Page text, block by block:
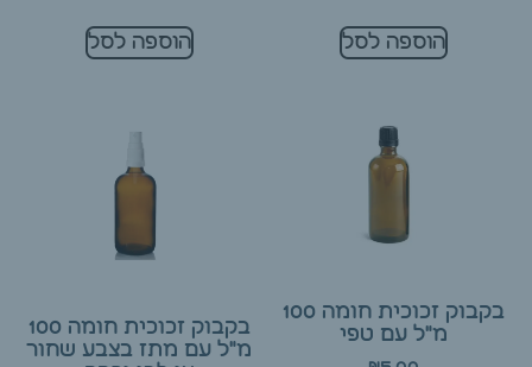
הוספה לסל הוספה לסל
בקבוק זכוכית חומה 100
מ"ל עם טפי
בקבוק זכוכית חומה 100
מ"ל עם מתז בצבע שחור